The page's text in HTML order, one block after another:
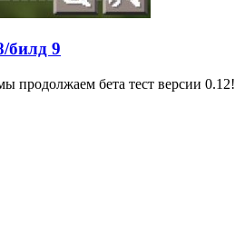
билд 9
продолжаем бета тест версии 0.12!